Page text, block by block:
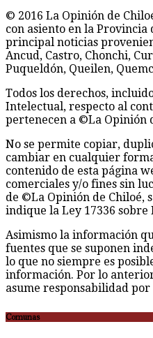
© 2016 La Opinión de
con asiento en la Provincia
principal noticias
Ancud, Castro, Chonchi,
Puqueldón, Queilen,
Todos los derechos,
Intelectual, respecto al
pertenecen a ©La Opinión
No se permite copiar,
cambiar en cualquier
contenido de esta página
comerciales y/o fines sin
de ©La Opinión de Chiloé,
indique la Ley 17336
Asimismo la información
fuentes que se suponen
lo que no siempre es
información. Por lo
asume responsabilidad
Comunas